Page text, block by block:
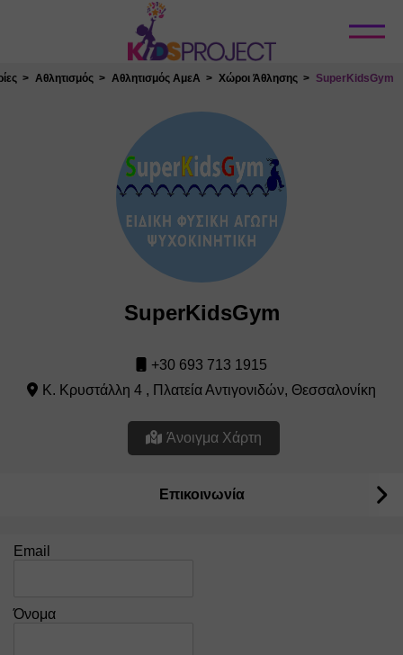
Κλείσιμο
Αθλητισμός Αθλητισμός ΑμεΑ Χώροι Άθλησης SuperKidsGym
SuperKidsGym
+30 693 713 1915
Κ. Κρυστάλλη 4 , Πλατεία Αντιγονιδών, Θεσσαλονίκη
Άνοιγμα Χάρτη
Επικοινωνία
Email
Όνομα